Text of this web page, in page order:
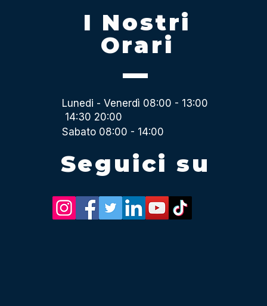
I Nostri
Orari
Lunedi - Venerdì 08:00 - 13:00
14:30 20:00
Sabato 08:00 - 14:00
Seguici su